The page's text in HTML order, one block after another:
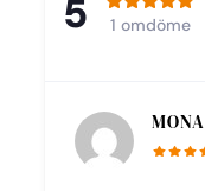
5 1 omdöme
MONA